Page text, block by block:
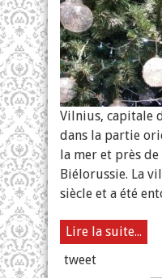
Vilnius, capitale
dans la partie
la mer et près
Biélorussie. La
siècle et a été
Lire la suite...
tweet